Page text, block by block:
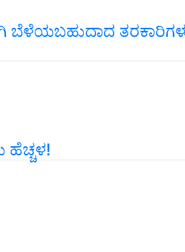
ಬೆಳೆಯಬಹುದಾದ ತರಕಾರಿಗಳು